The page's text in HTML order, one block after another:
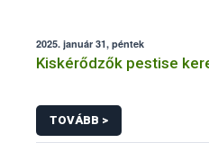
2025. január 31, péntek
Kiskérődzők pestise
TOVÁBB >